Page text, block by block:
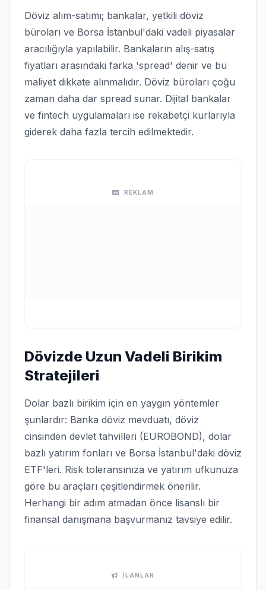
Döviz alım-satımı; bankalar, yetkili döviz
büroları ve Borsa İstanbul'daki vadeli piyasalar
aracılığıyla yapılabilir. Bankaların alış-satış
fiyatları arasındaki farka 'spread' denir ve bu
maliyet dikkate alınmalıdır. Döviz büroları çoğu
zaman daha dar spread sunar. Dijital bankalar
ve fintech uygulamaları ise rekabetçi kurlarıyla
giderek daha fazla tercih edilmektedir.
REKLAM
Dövizde Uzun Vadeli Birikim
Stratejileri
Dolar bazlı birikim için en yaygın yöntemler
şunlardır: Banka döviz mevduatı, döviz
cinsinden devlet tahvilleri (EUROBOND), dolar
bazlı yatırım fonları ve Borsa İstanbul'daki döviz
ETF'leri. Risk toleransınıza ve yatırım ufkunuza
göre bu araçları çeşitlendirmek önerilir.
Herhangi bir adım atmadan önce lisanslı bir
finansal danışmana başvurmanız tavsiye edilir.
İLANLAR